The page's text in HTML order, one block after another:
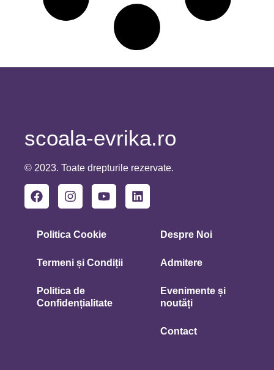
scoala-evrika.ro
© 2023. Toate drepturile rezervate.
Politica Cookie
Termeni și Condiții
Politica de
Confidențialitate
Despre Noi
Admitere
Evenimente și
noutăți
Contact